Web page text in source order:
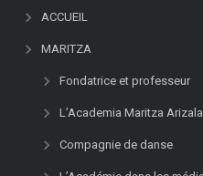
ACCUEIL
MARITZA
Fondatrice et professeur
L’Academia Maritza Arizala
Compagnie de danse